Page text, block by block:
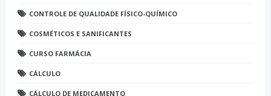
CONTROLE DE QUALIDADE FÍSICO-QUÍMICO
COSMÉTICOS E SANIFICANTES
CURSO FARMÁCIA
CÁLCULO
CÁLCULO DE MEDICAMENTO